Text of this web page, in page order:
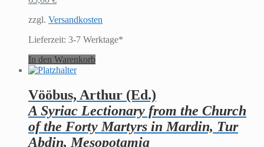
zzgl. Versandkosten
Lieferzeit: 3-7 Werktage*
In den Warenkorb
Vööbus, Arthur (Ed.)
A Syriac Lectionary from the Church
of the Forty Martyrs in Mardin, Tur
Abdin, Mesopotamia